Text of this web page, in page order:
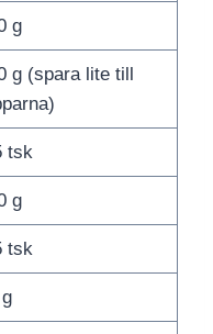
g
g (spara lite till
tsk
g
tsk